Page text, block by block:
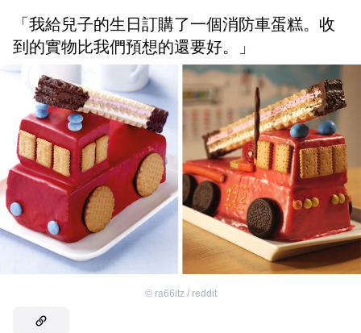
「我給兒子的生日訂購了一個消防車蛋糕。收
到的實物比我們預想的還要好。」
© ra66itz / reddit